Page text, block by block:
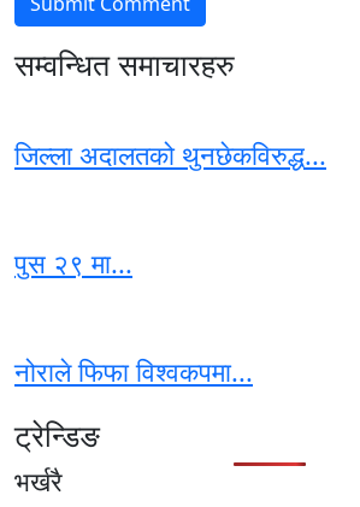
सम्वन्धित समाचारहरु
जिल्ला अदालतको थुनछेकविरुद्ध...
पुस २९ मा...
नोराले फिफा विश्वकपमा...
ट्रेन्डिङ
भर्खरै